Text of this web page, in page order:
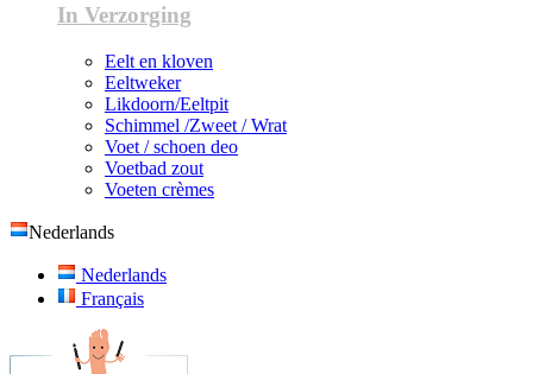
In Verzorging
Eelt en kloven
Eeltweker
Likdoorn/Eeltpit
Schimmel /Zweet / Wrat
Voet / schoen deo
Voetbad zout
Voeten crèmes
Nederlands
Nederlands
Français